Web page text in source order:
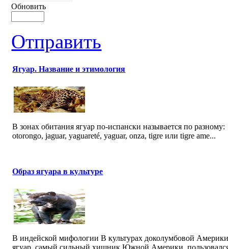
Обновить
Отправить
Ягуар. Название и этимология
В зонах обитания ягуар по-испански называется по разному:
otorongo, jaguar, yaguareté, yaguar, onza, tigre или tigre ame...
Образ ягуара в культуре
В индейской мифологии В культурах доколумбовой
ягуар, самый сильный хищник Южной Америки,